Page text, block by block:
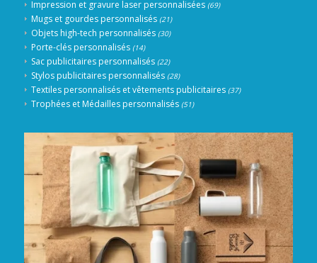
Impression et gravure laser personnalisées (69)
Mugs et gourdes personnalisés (21)
Objets high-tech personnalisés (30)
Porte-clés personnalisés (14)
Sac publicitaires personnalisés (22)
Stylos publicitaires personnalisés (28)
Textiles personnalisés et vêtements publicitaires (37)
Trophées et Médailles personnalisés (51)